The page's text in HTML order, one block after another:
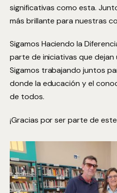
significativas como esta.
más brillante para nuestras
Sigamos Haciendo la
parte de iniciativas que dejan
Sigamos trabajando juntos
donde la educación y el
de todos.
¡Gracias por ser parte de